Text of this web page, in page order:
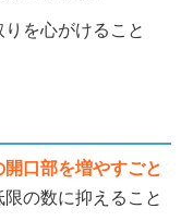
を心がけること
口部を増やすごと
の数に抑えること